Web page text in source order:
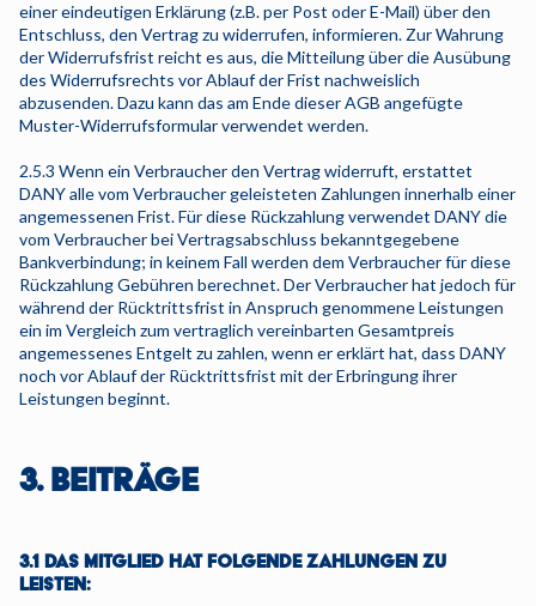
einer eindeutigen Erklärung (z.B. per Post oder E-Mail) über den
Entschluss, den Vertrag zu widerrufen, informieren. Zur Wahrung
der Widerrufsfrist reicht es aus, die Mitteilung über die Ausübung
des Widerrufsrechts vor Ablauf der Frist nachweislich
abzusenden. Dazu kann das am Ende dieser AGB angefügte
Muster-Widerrufsformular verwendet werden.
2.5.3 Wenn ein Verbraucher den Vertrag widerruft, erstattet
DANY alle vom Verbraucher geleisteten Zahlungen innerhalb einer
angemessenen Frist. Für diese Rückzahlung verwendet DANY die
vom Verbraucher bei Vertragsabschluss bekanntgegebene
Bankverbindung; in keinem Fall werden dem Verbraucher für diese
Rückzahlung Gebühren berechnet. Der Verbraucher hat jedoch für
während der Rücktrittsfrist in Anspruch genommene Leistungen
ein im Vergleich zum vertraglich vereinbarten Gesamtpreis
angemessenes Entgelt zu zahlen, wenn er erklärt hat, dass DANY
noch vor Ablauf der Rücktrittsfrist mit der Erbringung ihrer
Leistungen beginnt.
3. BEITRÄGE
3.1 DAS MITGLIED HAT FOLGENDE ZAHLUNGEN ZU
LEISTEN: